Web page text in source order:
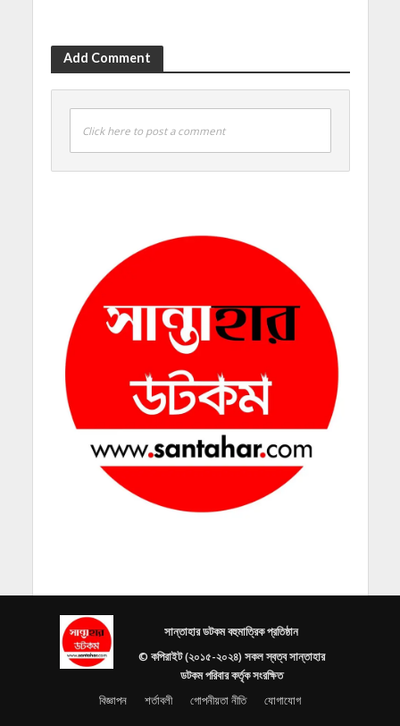
Add Comment
Click here to post a comment
সান্তাহার ডটকম বহুমাত্রিক প্রতিষ্ঠান
© কপিরাইট (২০১৫-২০২৪) সকল স্বত্ব সান্তাহার
ডটকম পরিবার কর্তৃক সংরক্ষিত
বিজ্ঞাপন
শর্তাবলী গোপনীয়তা নীতি যোগাযোগ